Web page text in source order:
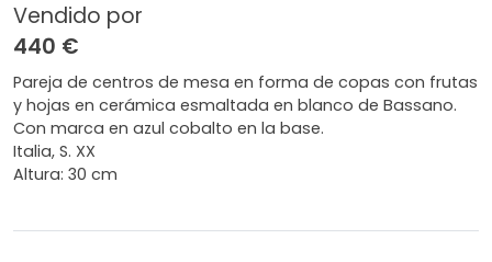
Vendido por
440 €
Pareja de centros de mesa en forma de copas con frutas
y hojas en cerámica esmaltada en blanco de Bassano.
Con marca en azul cobalto en la base.
Italia, S. XX
Altura: 30 cm